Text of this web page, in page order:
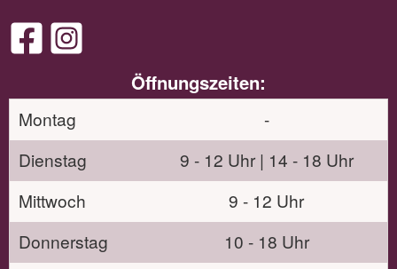
Öffnungszeiten:
Montag
-
Dienstag
9 - 12 Uhr | 14 - 18 Uhr
Mittwoch
9 - 12 Uhr
Donnerstag
10 - 18 Uhr